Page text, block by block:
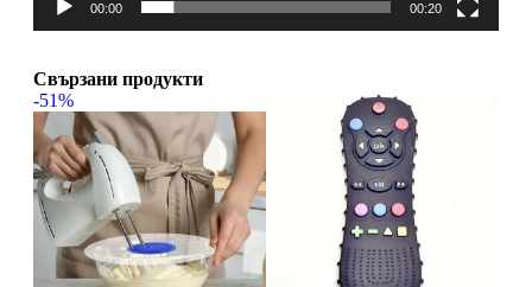
00:00 00:20
Свързани продукти
-51%